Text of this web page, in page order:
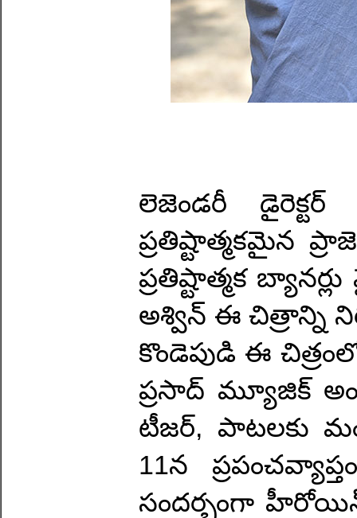
లెజెండరీ
ప్రతిష్టాత్మకమైన
ప్రతిష్టాత్మక
అశ్విన్ ఈ చిత్రాన్ని
కొండెపుడి ఈ
ప్రసాద్ మ్యూజిక్
టీజర్, పాటలకు
11న
సందర్భంగా